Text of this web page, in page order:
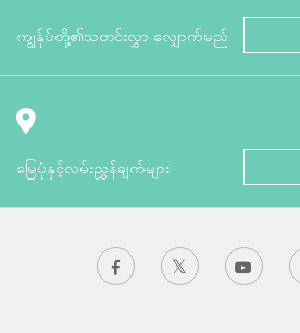
ကျွန်ုပ်တို့၏သတင်းလွှာ လျှောက်မည်
မြေပုံနှင့်လမ်းညွှန်ချက်များ